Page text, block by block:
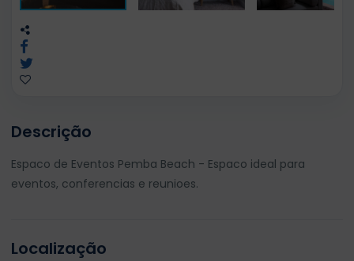
Descrição
Espaco de Eventos Pemba Beach - Espaco ideal para
eventos, conferencias e reunioes.
Localização